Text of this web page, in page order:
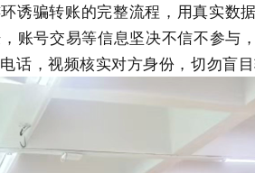
诱骗转账的完整流程，用真实数
账号交易等信息坚决不信不参与
话，视频核实对方身份，切勿盲目